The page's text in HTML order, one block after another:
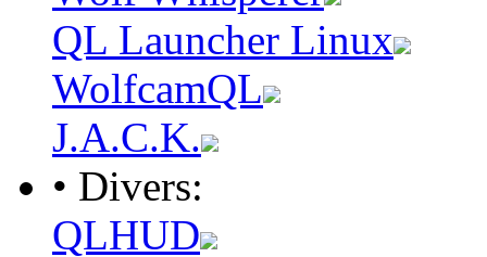
QL Launcher Linux
WolfcamQL
J.A.C.K.
• Divers:
QLHUD